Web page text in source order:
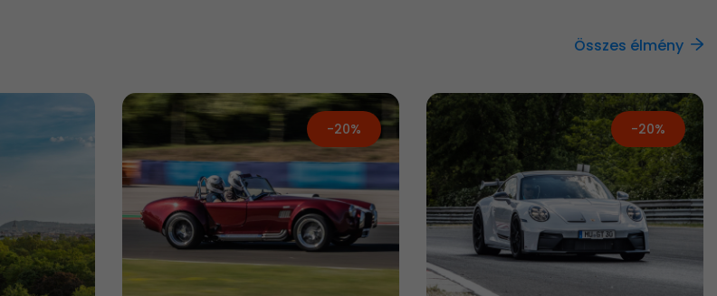
Összes élmény
-20% -20%